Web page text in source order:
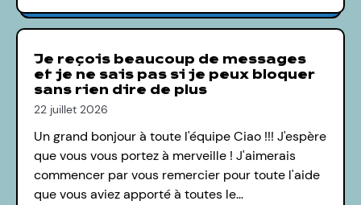
Je reçois beaucoup de messages
et je ne sais pas si je peux bloquer
sans rien dire de plus
22 juillet 2026
Un grand bonjour à toute l'équipe Ciao !!! J'espère
que vous vous portez à merveille ! J'aimerais
commencer par vous remercier pour toute l'aide
que vous aviez apporté à toutes le…